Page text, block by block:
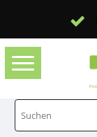
Toggle
navigation